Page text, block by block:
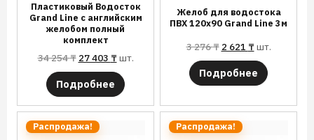
Пластиковый Водосток
Grand Line с английским
желобом полный
комплект
34 254₸ 27 403 ₸шт.
Подробнее
Желоб для водостока
ПВХ 120х90 Grand Line 3м
3 276₸ 2 621 ₸шт.
Подробнее
Распродажа! Распродажа!